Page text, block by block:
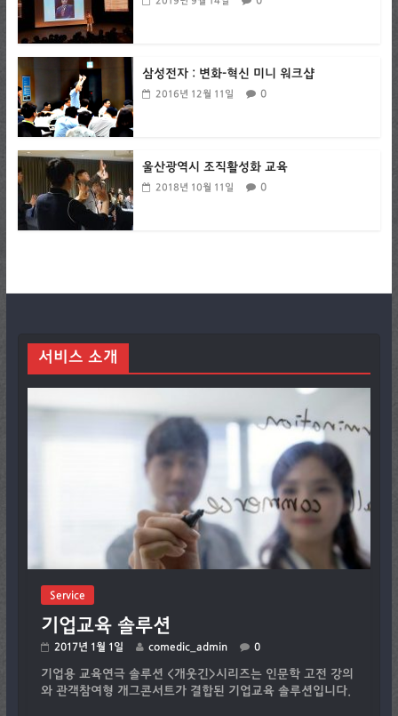
삼성전자 : 변화-혁신 미니 워크샵
2016년 12월 11일 0
울산광역시 조직활성화 교육
2018년 10월 11일 0
서비스 소개
Service
기업교육 솔루션
2017년 1월 1일 comedic_admin 0
기업용 교육연극 솔루션 <개웃긴>시리즈는 인문학 고전 강의
와 관객참여형 개그콘서트가 결합된 기업교육 솔루션입니다.